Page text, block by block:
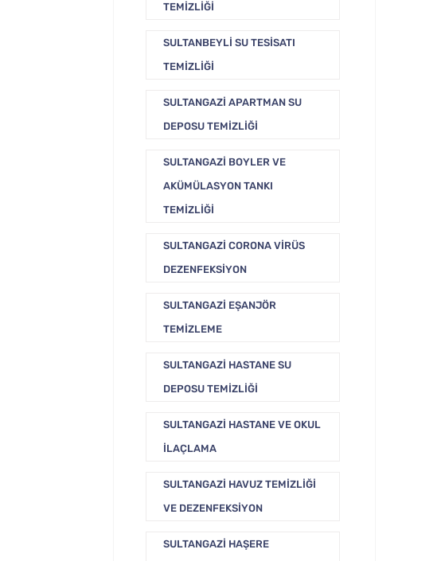
TEMIZLIĞI
SULTANBEYLI SU TESISATI
TEMIZLIĞI
SULTANGAZI APARTMAN SU
DEPOSU TEMIZLIĞI
SULTANGAZI BOYLER VE
AKÜMÜLASYON TANKI
TEMIZLIĞI
SULTANGAZI CORONA VIRÜS
DEZENFEKSIYON
SULTANGAZI EŞANJÖR
TEMIZLEME
SULTANGAZI HASTANE SU
DEPOSU TEMIZLIĞI
SULTANGAZI HASTANE VE OKUL
İLAÇLAMA
SULTANGAZI HAVUZ TEMIZLIĞI
VE DEZENFEKSIYON
SULTANGAZI HAŞERE